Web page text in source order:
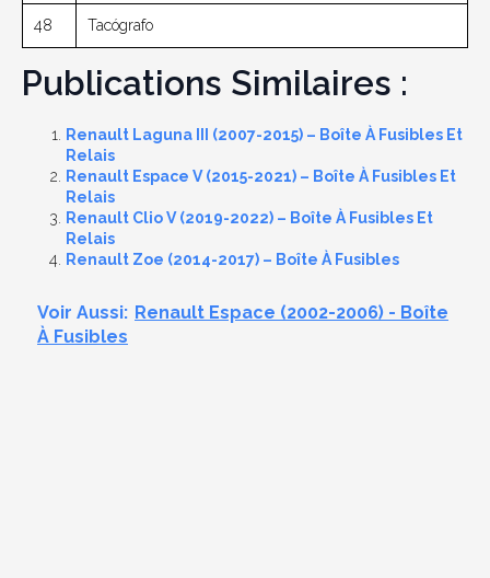
48 Tacógrafo
Publications Similaires :
Renault Laguna III (2007-2015) – Boîte À Fusibles Et
Relais
Renault Espace V (2015-2021) – Boîte À Fusibles Et
Relais
Renault Clio V (2019-2022) – Boîte À Fusibles Et
Relais
Renault Zoe (2014-2017) – Boîte À Fusibles
Voir Aussi: Renault Espace (2002-2006) - Boîte
À Fusibles